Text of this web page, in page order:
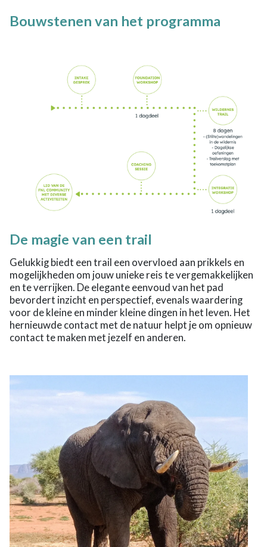
Bouwstenen van het programma
De magie van een trail
Gelukkig biedt een trail een overvloed aan prikkels en
mogelijkheden om jouw unieke reis te vergemakkelijken
en te verrijken. De elegante eenvoud van het pad
bevordert inzicht en perspectief, evenals waardering
voor de kleine en minder kleine dingen in het leven. Het
hernieuwde contact met de natuur helpt je om opnieuw
contact te maken met jezelf en anderen.